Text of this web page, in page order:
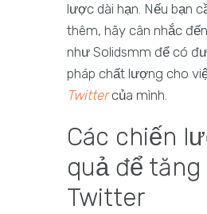
lược dài hạn. Nếu bạn
thêm, hãy cân nhắc
như Solidsmm để có
pháp chất lượng cho
Twittercủa mình.
Các chiến
quả để
Twitter